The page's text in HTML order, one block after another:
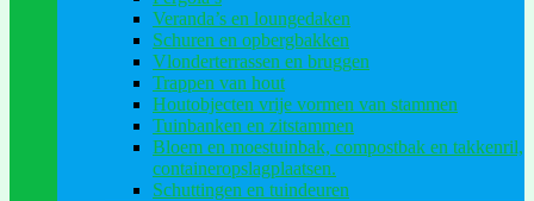
Veranda’s en loungedaken
Schuren en opbergbakken
Vlonderterrassen en bruggen
Trappen van hout
Houtobjecten vrije vormen van stammen
Tuinbanken en zitstammen
Bloem en moestuinbak, compostbak en takkenril,
containeropslagplaatsen.
Schuttingen en tuindeuren